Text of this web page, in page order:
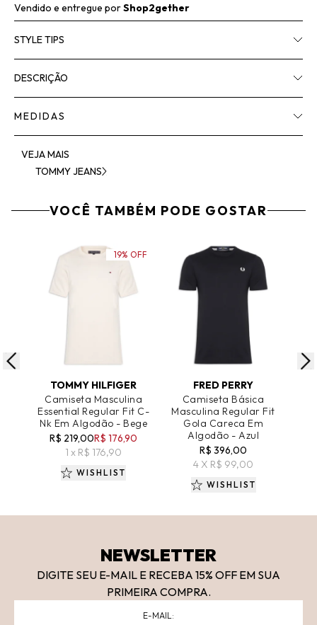
Vendido e entregue porShop2gether
STYLE TIPS
DESCRIÇÃO
MEDIDAS
VEJA MAIS
TOMMY JEANS
VOCÊ TAMBÉM PODE GOSTAR
ADICIONAR AO CARRINHO
TOMMY HILFIGER
Camiseta Masculina
Essential Regular Fit C-
Nk Em Algodão - Bege
R$ 219,00R$ 176,90
1 x R$ 176,90
19% OFF
WISHLIST
ADICIONAR AO CARRINHO
FRED PERRY
Camiseta Básica
Masculina Regular Fit
Gola Careca Em
Algodão - Azul
R$ 396,00
4 X R$ 99,00
WISHLIST
NEWSLETTER
DIGITE SEU E-MAIL E RECEBA 15% OFF EM SUA
PRIMEIRA COMPRA.